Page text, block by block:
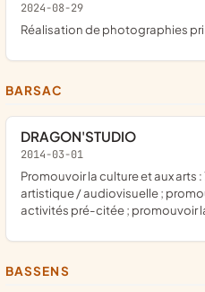
2024-08-29
réalisation de photographies
BARSAC
DRAGON'STUDIO
2014-03-01
promouvoir la culture et aux arts : 7ème art, musique, photographie, peinture, dessin, poésie, littérature, danse et tout savoir-faire... ; promouvoir l'action sociale et à l'éducation :
artistique / audiovisuelle ;
activités pré-citée ; promouvoir
BASSENS